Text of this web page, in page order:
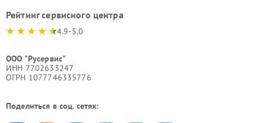
Рейтинг сервисного центра
4.9-5.0
ООО "Русервис"
ИНН 7702633247
ОГРН 1077746335776
Поделиться в соц. сетях: